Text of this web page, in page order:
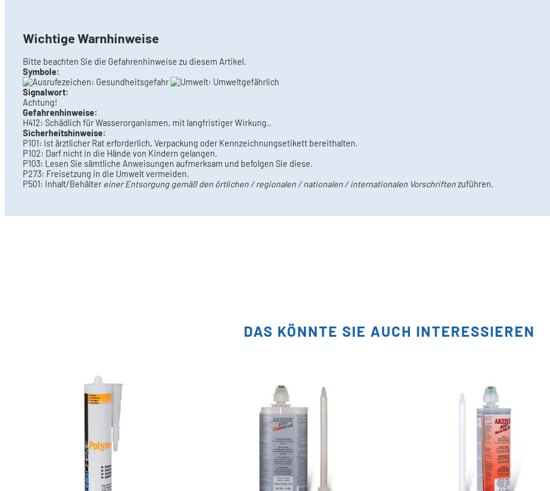
Wichtige Warnhinweise
Bitte beachten Sie die Gefahrenhinweise zu diesem Artikel.
Symbole:
Signalwort:
Achtung!
Gefahrenhinweise:
H412: Schädlich für Wasserorganismen, mit langfristiger Wirkung..
Sicherheitshinweise:
P101: Ist ärztlicher Rat erforderlich, Verpackung oder Kennzeichnungsetikett bereithalten.
P102: Darf nicht in die Hände von Kindern gelangen.
P103: Lesen Sie sämtliche Anweisungen aufmerksam und befolgen Sie diese.
P273: Freisetzung in die Umwelt vermeiden.
P501: Inhalt/Behälter einer Entsorgung gemäß den örtlichen / regionalen / nationalen / internationalen Vorschriftenzuführen.
DAS KÖNNTE SIE AUCH INTERESSIEREN